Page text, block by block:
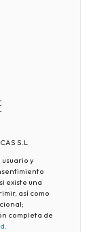
S.L
y
existe una
así como
completa de
.